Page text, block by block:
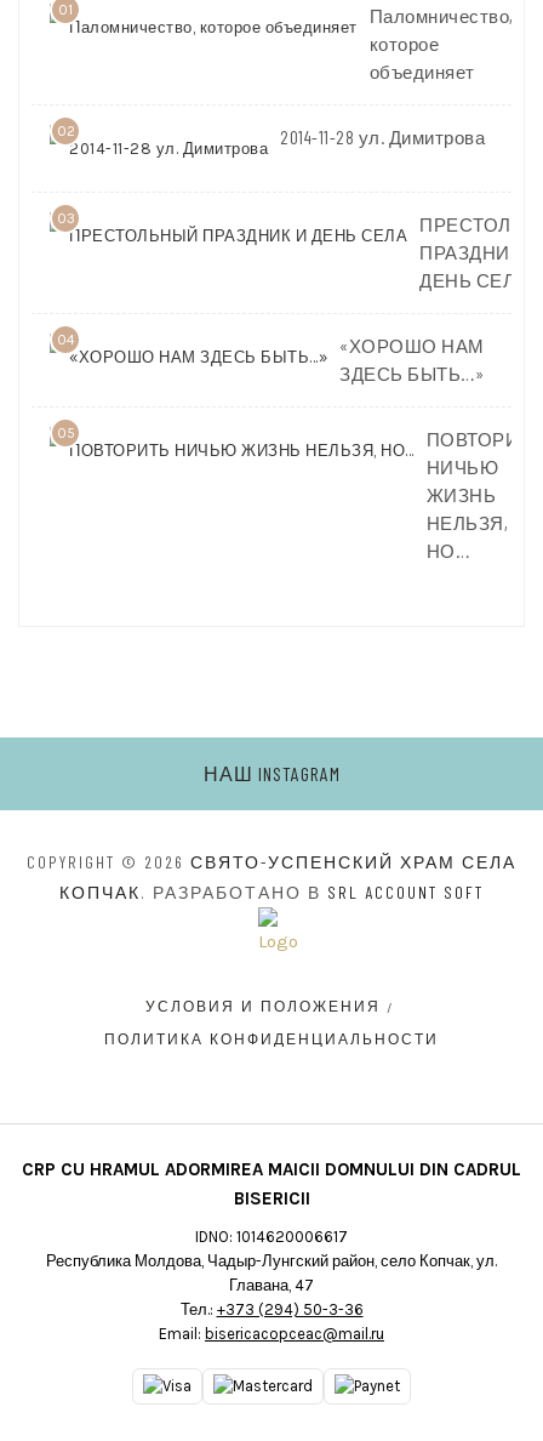
01
Паломничество,
которое
объединяет
02 2014-11-28 ул. Димитрова
03
ПРАЗДНИК И
ДЕНЬ СЕЛА
04
«ХОРОШО НАМ
ЗДЕСЬ БЫТЬ…»
05
ПОВТОРИТЬ
НИЧЬЮ
ЖИЗНЬ
НЕЛЬЗЯ,
НО…
НАШ INSTAGRAM
COPYRIGHT © 2026 СВЯТО-УСПЕНСКИЙ ХРАМ СЕЛА
КОПЧАК. РАЗРАБОТАНО В SRL ACCOUNT SOFT
УСЛОВИЯ И ПОЛОЖЕНИЯ
ПОЛИТИКА КОНФИДЕНЦИАЛЬНОСТИ
CRP CU HRAMUL ADORMIREA MAICII DOMNULUI DIN CADRUL
BISERICII
IDNO: 1014620006617
Республика Молдова, Чадыр-Лунгский район, село Копчак, ул.
Главана, 47
Тел.: +373 (294) 50-3-36
Email: bisericacopceac@mail.ru